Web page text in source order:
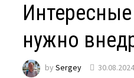
нужно
bySergey 30.08.2024